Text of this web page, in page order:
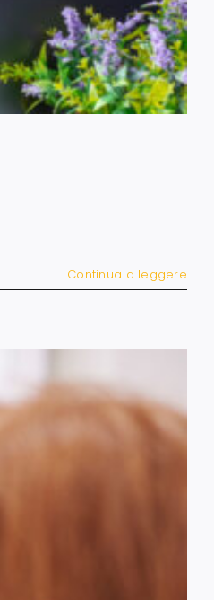
Continua a leggere